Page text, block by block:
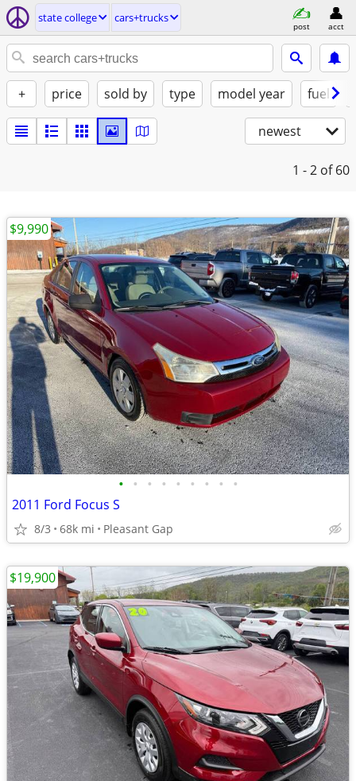
state college cars+trucks
post acct
+ price sold by type model year fuel
newest
1 - 2 of 60
• • • • • • • • •
2011 Ford Focus S
8/3 68k mi Pleasant Gap
$9,990
$19,900